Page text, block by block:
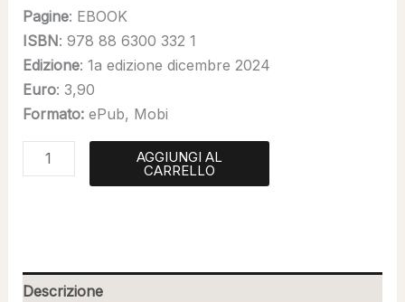
Pagine: EBOOK
ISBN: 978 88 6300 332 1
Edizione: 1a edizione dicembre 2024
Euro: 3,90
Formato: ePub, Mobi
AGGIUNGI AL
CARRELLO
Descrizione